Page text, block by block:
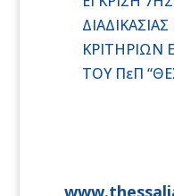
ΚΡΙΤΗΡΙΩΝ
ΤΟΥ ΠεΠ